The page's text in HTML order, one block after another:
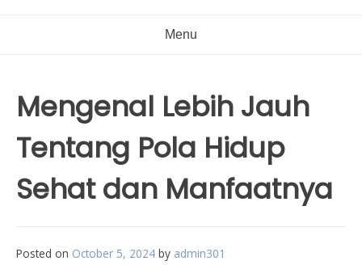
Menu
Mengenal Lebih Jauh
Tentang Pola Hidup
Sehat dan Manfaatnya
Posted on October 5, 2024 by admin301